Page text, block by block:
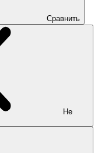
Сравнить
Не